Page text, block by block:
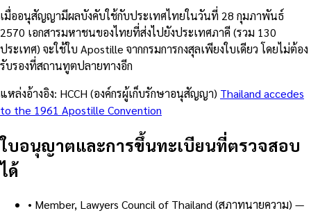
เมื่ออนุสัญญามีผลบังคับใช้กับประเทศไทยในวันที่ 28 กุมภาพันธ์
2570 เอกสารมหาชนของไทยที่ส่งไปยังประเทศภาคี (รวม 130
ประเทศ) จะใช้ใบ Apostille จากกรมการกงสุลเพียงใบเดียว โดยไม่ต้อง
รับรองที่สถานทูตปลายทางอีก
แหล่งอ้างอิง: HCCH (องค์กรผู้เก็บรักษาอนุสัญญา) Thailand accedes
to the 1961 Apostille Convention
ใบอนุญาตและการขึ้นทะเบียนที่ตรวจสอบ
ได้
• Member, Lawyers Council of Thailand (สภาทนายความ) —